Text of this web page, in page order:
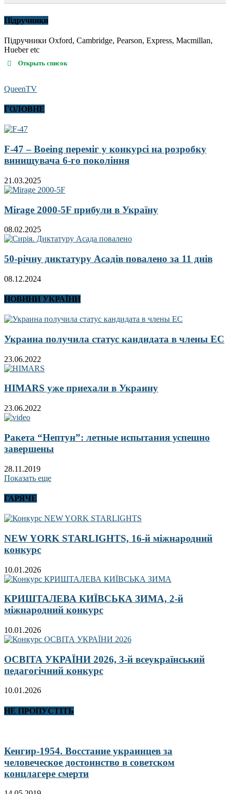
Підручники
Підручники Oxford, Cambridge, Pearson, Express, Macmillan,
Hueber etc
Открыть список
QueenTV
ГОЛОВНЕ
F-47 – Boeing переміг у конкурсі на розробку
винищувача 6-го покоління
21.03.2025
Mirage 2000-5F прибули в Україну
08.02.2025
50-річну диктатуру Асадів повалено за 11 днів
08.12.2024
НОВИНИ УКРАЇНИ
Украина получила статус кандидата в члены ЕС
23.06.2022
HIMARS уже приехали в Украину
23.06.2022
Ракета “Нептун”: летные испытания успешно
завершены
28.11.2019
Показать еще
ГАРЯЧЕ
NEW YORK STARLIGHTS, 16-й міжнародний
конкурс
10.01.2026
КРИШТАЛЕВА КИЇВСЬКА ЗИМА, 2-й
міжнародний конкурс
10.01.2026
ОСВІТА УКРАЇНИ 2026, 3-й всеукраїнський
педагогічний конкурс
10.01.2026
НЕ ПРОПУСТІТЬ
Кенгир-1954. Восстание украинцев за
человеческое достоинство в советском
концлагере смерти